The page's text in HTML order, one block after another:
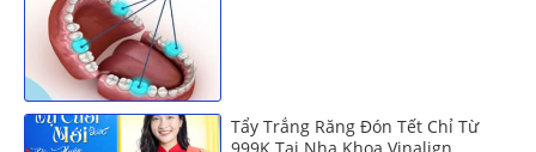
Tẩy Trắng Răng Đón Tết Chỉ Từ
999K Tại Nha Khoa Vinalign